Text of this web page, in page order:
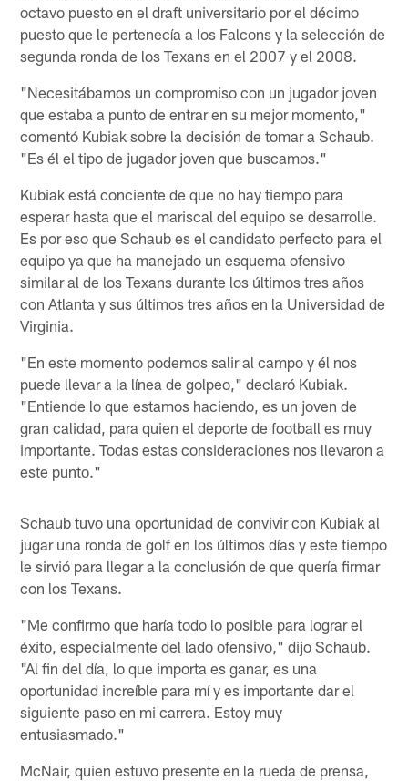
octavo puesto en el draft universitario por el décimo
puesto que le pertenecía a los Falcons y la selección de
segunda ronda de los Texans en el 2007 y el 2008.
"Necesitábamos un compromiso con un jugador joven
que estaba a punto de entrar en su mejor momento,"
comentó Kubiak sobre la decisión de tomar a Schaub.
"Es él el tipo de jugador joven que buscamos."
Kubiak está conciente de que no hay tiempo para
esperar hasta que el mariscal del equipo se desarrolle.
Es por eso que Schaub es el candidato perfecto para el
equipo ya que ha manejado un esquema ofensivo
similar al de los Texans durante los últimos tres años
con Atlanta y sus últimos tres años en la Universidad de
Virginia.
"En este momento podemos salir al campo y él nos
puede llevar a la línea de golpeo," declaró Kubiak.
"Entiende lo que estamos haciendo, es un joven de
gran calidad, para quien el deporte de football es muy
importante. Todas estas consideraciones nos llevaron a
este punto."
Schaub tuvo una oportunidad de convivir con Kubiak al
jugar una ronda de golf en los últimos días y este tiempo
le sirvió para llegar a la conclusión de que quería firmar
con los Texans.
"Me confirmo que haría todo lo posible para lograr el
éxito, especialmente del lado ofensivo," dijo Schaub.
"Al fin del día, lo que importa es ganar, es una
oportunidad increíble para mí y es importante dar el
siguiente paso en mi carrera. Estoy muy
entusiasmado."
McNair, quien estuvo presente en la rueda de prensa,